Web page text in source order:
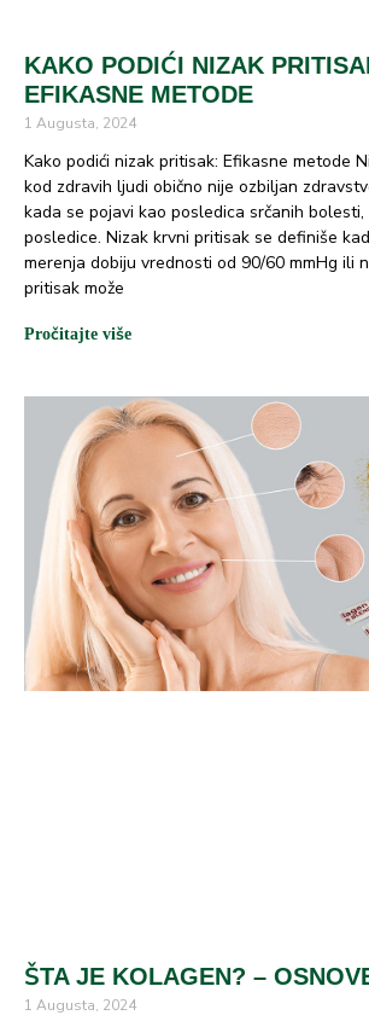
KAKO PODIĆI NIZAK
EFIKASNE METODE
1 Augusta, 2024
Kako podići nizak pritisak: Efikasne metode
kod zdravih ljudi obično nije ozbiljan
kada se pojavi kao posledica srčanih
posledice. Nizak krvni pritisak se definiše
merenja dobiju vrednosti od 90/60 mmHg ili
pritisak može
Pročitajte više
ŠTA JE KOLAGEN? –
1 Augusta, 2024